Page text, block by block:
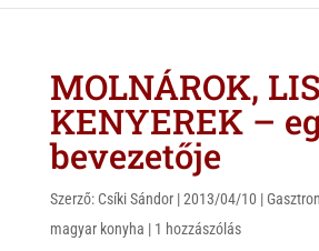
MOLNÁROK,
KENYEREK –
bevezetője
Szerző: Csíki Sándor|2013/04/10 |
magyar konyha | 1 hozzászólás